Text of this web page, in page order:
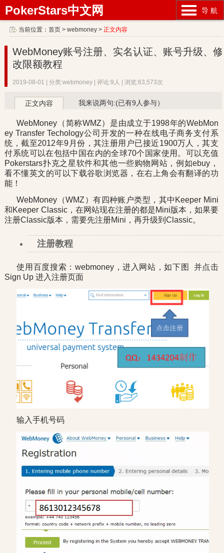
导 航
PokerStars中文网
当前位置：首页 >webmoney >正文内容
WebMoney账号注册、实名认证、账号升级、修
改限额教程
2019-08-01 | 分类:webmoney | 评论:9人 | 浏览:63,573次
正文内容 我来说两句:(已有9人参与）
WebMoney（简称WMZ）是由成立于1998年的WebMon
ey Transfer Techology公司开发的一种在线电子商务支付系
统，截至2012年9月份，其注册用户已接近1900万人，其支
付系统可以在包括中国在内的全球70个国家使用。可以充值
Pokerstars扑克之星软件和其他一些购物网站，例如ebuy，
看不懂英文的可以下载谷歌浏览器，在右上角会有翻译的功
能！
WebMoney（WMZ）有四种账户类型，其中Keeper Mini
和Keeper Classic，在网站现在注册的都是Mini版本，如果要
注册Classic版本，需要先注册Mini，再升级到Classic。
注册教程
使用百度搜索：webmoney，进入网站，如下图 并点击
Sign Up 进入注册页面
输入手机号码